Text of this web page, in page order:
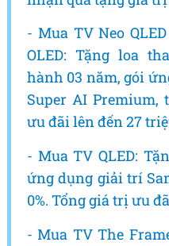
- Mua TV Neo
OLED: Tặng loa
hành 03 năm, gói
Super AI Premium,
ưu đãi lên đến 27
- Mua TV QLED:
ứng dụng giải trí
0%. Tổng giá trị ưu
- Mua TV The